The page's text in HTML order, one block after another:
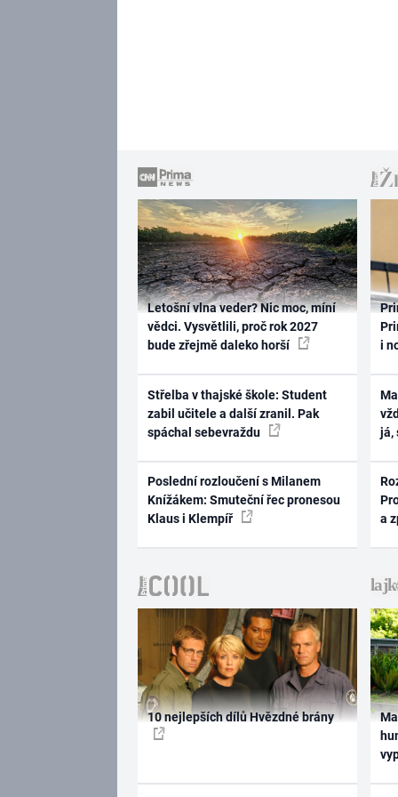
Letošní vlna veder? Nic moc, míní
vědci. Vysvětlili, proč rok 2027
bude zřejmě daleko horší
Střelba v thajské škole: Student
zabil učitele a další zranil. Pak
spáchal sebevraždu
Poslední rozloučení s Milanem
Knížákem: Smuteční řec pronesou
Klaus i Klempíř
i
já,
a
10 nejlepších dílů Hvězdné brány